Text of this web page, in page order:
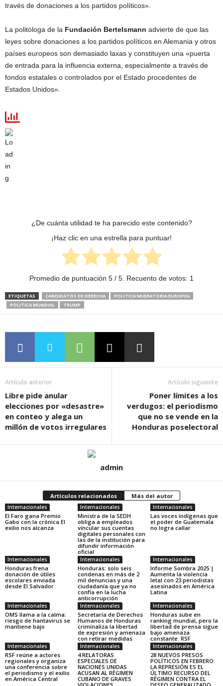
través de donaciones a los partidos políticos».
La politóloga de la Fundación Bertelsmann advierte de que las
leyes sobre donaciones a los partidos políticos en Alemania y otros
países europeos son demasiado laxas y constituyen una «puerta
de entrada para la influencia externa, especialmente a través de
fondos estatales o controlados por el Estado procedentes de
Estados Unidos».
¿De cuánta utilidad te ha parecido este contenido?
¡Haz clic en una estrella para puntuar!
Promedio de puntuación 5 / 5. Recuento de votos: 1
ETIQUETAS CANDIDATOS DE DERECHA
POLITICA MIGRATORIA EUROPEA
POLITICA MUNDIAL
TRUMP
Artículo anterior
Libre pide anular
elecciones por «desastre»
en conteo y alega un
millón de votos irregulares
Artículo siguiente
Poner límites a los
verdugos: el periodismo
que no se vende en la
Honduras poselectoral
admin
Artículos relacionados Más del autor
Internacionales
El Faro gana Premio
Gabo con la crónica El
exilio nos alcanza
Internacionales
Ministra de la SEDH
obliga a empleados
vincular sus cuentas
digitales personales con
las de la institución para
difundir información
oficial
Internacionales
Las voces indígenas que
el poder de Guatemala
no logra callar
Internacionales
Honduras frena
donación de útiles
escolares enviada
desde El Salvador
Internacionales
Honduras: solo seis
condenas en más de 2
mil denuncias y una
ciudadanía que ya no
confía en la lucha
anticorrupción
Internacionales
Informe Sombra 2025 |
Aumenta la violencia
letal con 23 periodistas
asesinados en América
Latina
Internacionales
OMS llama a la calma:
riesgo de hantavirus se
mantiene bajo
Internacionales
Secretaría de Derechos
Humanos de Honduras
criminaliza la libertad
de expresión y amenaza
con retirar medidas
Internacionales
Honduras sube en
ranking mundial, pero la
libertad de prensa sigue
bajo amenaza
constante: RSF
Internacionales
RSF reúne a actores
regionales y organiza
una conferencia sobre
el periodismo y el exilio
en América Central
Internacionales
4 RELATORAS
ESPECIALES DE
NACIONES UNIDAS
ACUSAN AL RÉGIMEN
CUBANO DE GRAVES
Internacionales
28 NUEVOS PRESOS
POLÍTICOS EN FEBRERO:
LA REPRESIÓN ES EL
ÚLTIMO RECURSO DEL
RÉGIMEN CONTRA EL